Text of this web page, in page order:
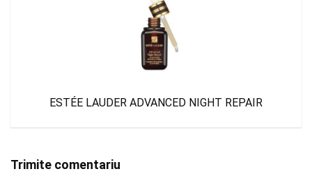
ESTÉE LAUDER ADVANCED NIGHT REPAIR
Trimite comentariu